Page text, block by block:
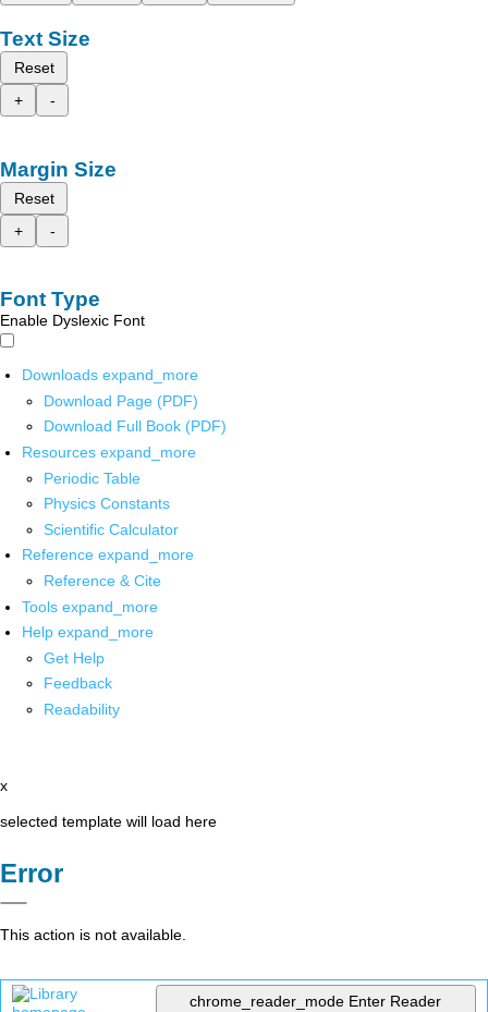
Text Size
Reset
+
-
Margin Size
Reset
+
-
Font Type
Enable Dyslexic Font
Downloads expand_more
Download Page (PDF)
Download Full Book (PDF)
Resources expand_more
Periodic Table
Physics Constants
Scientific Calculator
Reference expand_more
Reference & Cite
Tools expand_more
Help expand_more
Get Help
Feedback
Readability
x
selected template will load here
Error
This action is not available.
chrome_reader_mode Enter Reader